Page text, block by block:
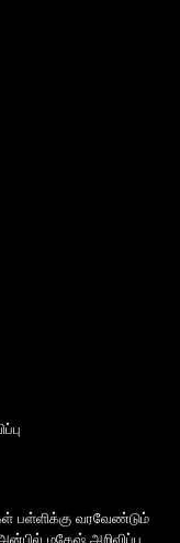
பள்ளிக்கு வரவேண்டும்
மகேஷ் அறிவிப்பு